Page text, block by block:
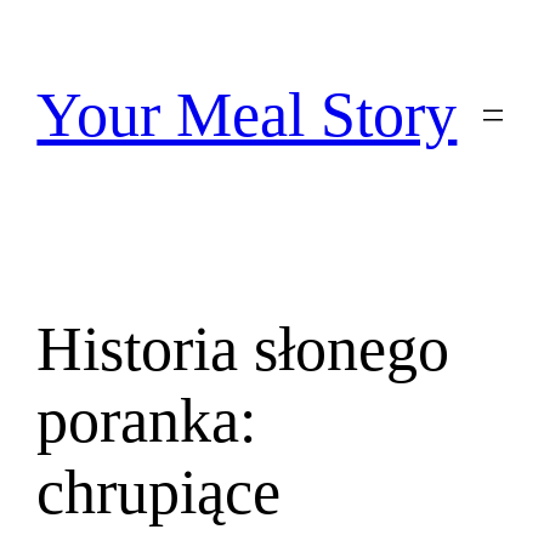
treściYour Meal Story
Historia słonego
poranka:
chrupiące